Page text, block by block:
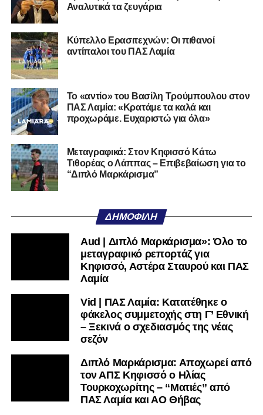
Ο 24χρονος τερματοφύλακας (γεννημένος στις
27/06/2002) προέρχεται επίσης από μία γεμάτη χρονιά
στη Γ’ Εθνική με τον ΠΑΣ Λαμία. Στο παρελθόν
αγωνίστηκε στον Λεβαδειακό, ενώ πέρασε και από ομάδες
της Serie D στην Ιταλία, όπως οι Nocerina, S. Maria
Cilento και Castrovillari, έχοντας ξεκινήσει την
ποδοσφαιρική του διαδρομή από τον Απόλλωνα Σμύρνης.
Τον καλωσορίζουμε στην οικογένεια του Σαρωνικού και
του ευχόμαστε υγεία και επιτυχίες.»
Ακολουθήστε τοlamiara.grστοGoogle Newsγια να
μαθαίνετε πρώτοι τα κυανόλευκα νέα στην Ελλάδα και τον
Twitterκαι στοInstagram
μαθαίνετε σε χρόνο dt όλα τα νέα.
Αναλυτικά τα ζευγάρια
Κύπελλο Ερασιτεχνών: Οι πιθανοί
αντίπαλοι του ΠΑΣ Λαμία
Το «αντίο» του Βασίλη Τρούμπουλου στον
ΠΑΣ Λαμία: «Κρατάμε τα καλά και
προχωράμε. Ευχαριστώ για όλα»
Μεταγραφικά: Στον Κηφισσό Κάτω
Τιθορέας ο Λάππας – Επιβεβαίωση για το
“Διπλό Μαρκάρισμα”
ΔΗΜΟΦΙΛΉ
Aud | Διπλό Μαρκάρισμα»: Όλο το
μεταγραφικό ρεπορτάζ για
Κηφισσό, Αστέρα Σταυρού και ΠΑΣ
Λαμία
Vid | ΠΑΣ Λαμία: Κατατέθηκε ο
φάκελος συμμετοχής στη Γ’ Εθνική
– Ξεκινά ο σχεδιασμός της νέας
σεζόν
Διπλό Μαρκάρισμα: Αποχωρεί από
τον ΑΠΣ Κηφισσό ο Ηλίας
Τουρκοχωρίτης – “Ματιές” από
ΠΑΣ Λαμία και ΑΟ Θήβας